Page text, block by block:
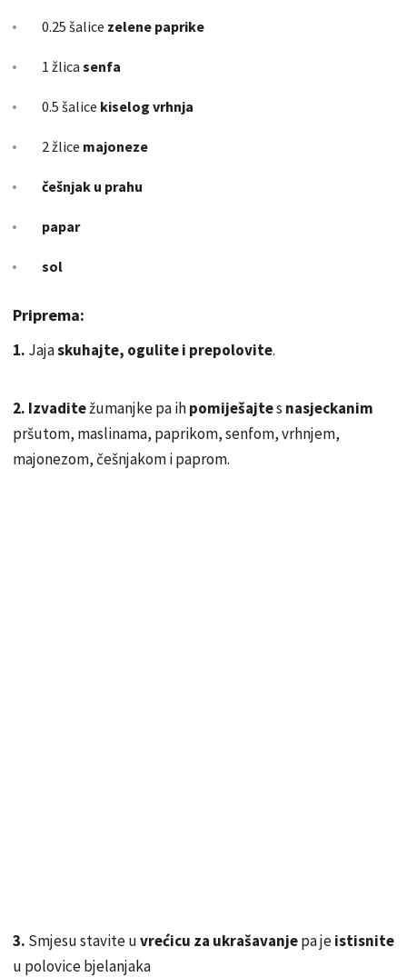
0.25 šalice zelene paprike
1 žlica senfa
0.5 šalice kiselog vrhnja
2 žlice majoneze
češnjak u prahu
papar
sol
Priprema:
1. Jajaskuhajte, ogulite i prepolovite.
2. Izvaditežumanjke pa ihpomiješajtes nasjeckanim
pršutom, maslinama, paprikom, senfom, vrhnjem,
majonezom, češnjakom i paprom.
3. Smjesu stavite uvrećicu za ukrašavanjepa jeistisnite
u polovice bjelanjaka